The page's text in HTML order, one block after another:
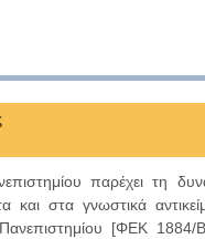
παρέχει τη
και στα γνωστικά
[ΦΕΚ 1884/